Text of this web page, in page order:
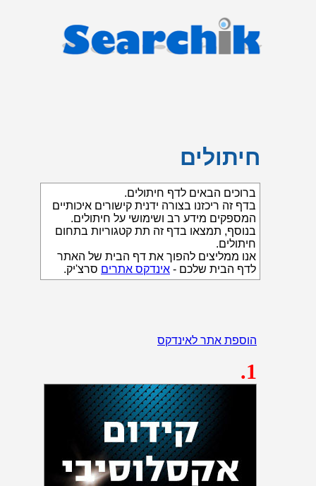
חיתולים
ברוכים הבאים לדף חיתולים.
בדף זה ריכזנו בצורה ידנית קישורים איכותיים
המספקים מידע רב ושימושי על חיתולים.
בנוסף, תמצאו בדף זה תת קטגוריות בתחום
חיתולים.
אנו ממליצים להפוך את דף הבית של האתר
לדף הבית שלכם - אינדקס אתרים סרצ'יק.
הוספת אתר לאינדקס
.1